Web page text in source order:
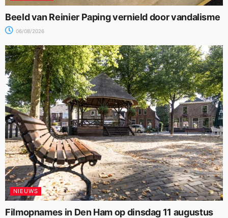
Beeld van Reinier Paping vernield door vandalisme
06/08/2026
NIEUWS
Filmopnames in Den Ham op dinsdag 11 augustus